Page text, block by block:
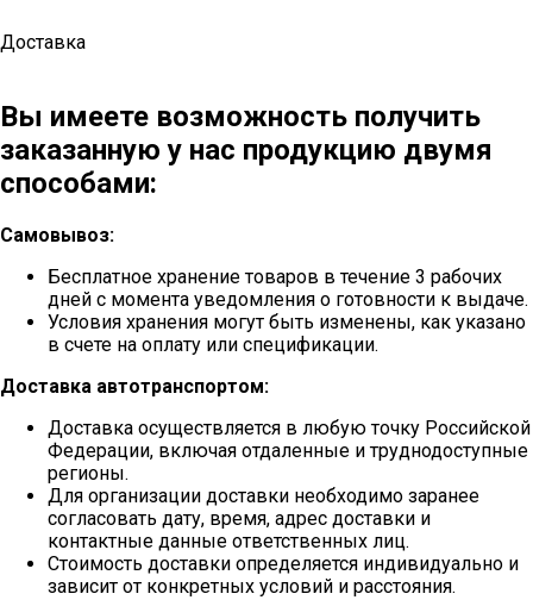
Доставка
Вы имеете возможность получить
заказанную у нас продукцию двумя
способами:
Самовывоз:
Бесплатное хранение товаров в течение 3 рабочих
дней с момента уведомления о готовности к выдаче.
Условия хранения могут быть изменены, как указано
в счете на оплату или спецификации.
Доставка автотранспортом:
Доставка осуществляется в любую точку Российской
Федерации, включая отдаленные и труднодоступные
регионы.
Для организации доставки необходимо заранее
согласовать дату, время, адрес доставки и
контактные данные ответственных лиц.
Стоимость доставки определяется индивидуально и
зависит от конкретных условий и расстояния.